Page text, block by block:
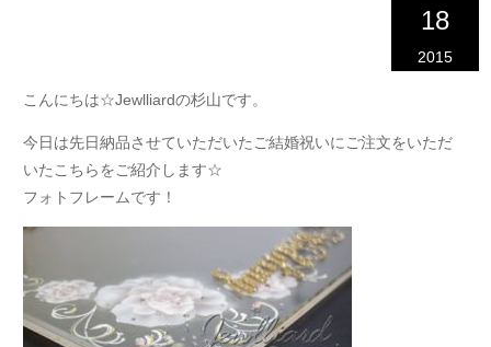
18
2015
こんにちは☆Jewlliardの杉山です。
今日は先日納品させていただいたご結婚祝いにご注文をいただ
いたこちらをご紹介します☆
フォトフレームです！